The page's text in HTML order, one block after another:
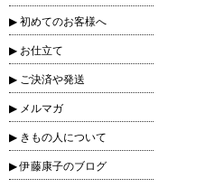
初めてのお客様へ
お仕立て
ご決済や発送
メルマガ
きもの人について
伊藤康子のブログ